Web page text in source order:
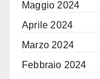
Maggio 2024
Aprile 2024
Marzo 2024
Febbraio 2024